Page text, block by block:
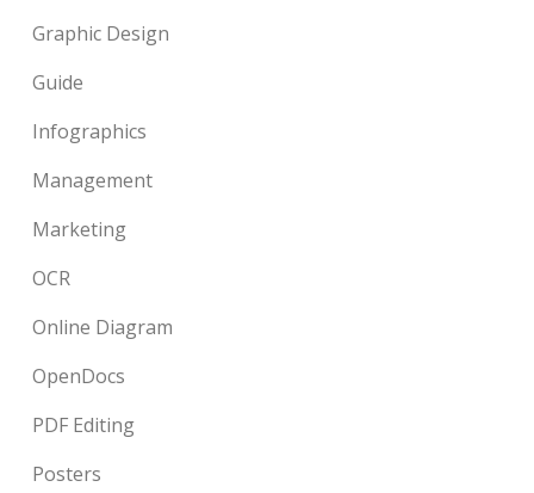
Graphic Design
Guide
Infographics
Management
Marketing
OCR
Online Diagram
OpenDocs
PDF Editing
Posters